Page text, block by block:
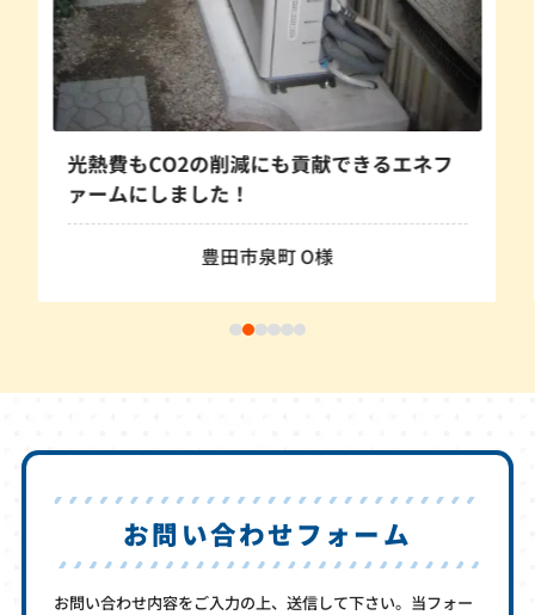
光熱費もCO2の削減にも貢献できるエネフ
ァームにしました！
豊田市泉町 O様
お問い合わせフォーム
お問い合わせ内容をご入力の上、送信して下さい。当フォー